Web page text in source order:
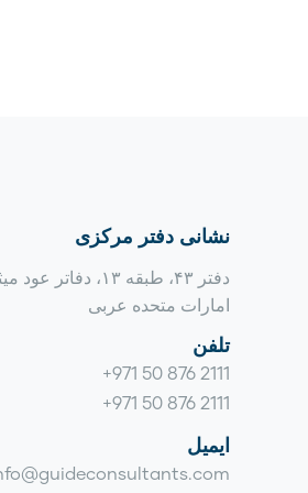
نشانی دفتر مرکزی
دفتر ۴۳، طبقه ۱۳، دفاتر
امارات متحده عربی
تلفن
+971 50 876 2111
+971 50 876 2111
ایمیل